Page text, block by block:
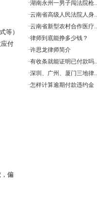
等）
付
偏
·湖南永州一男子闯法院枪..
·云南省高级人民法院人身..
·云南省新型农村合作医疗..
·律师到底能挣多少钱？
·许思龙律师简介
·有收条就能证明已付款吗..
·深圳、广州、厦门三地律..
·怎样计算逾期付款违约金